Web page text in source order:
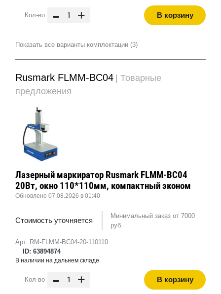
Кол-во - + В корзину
Показать все варианты комплектации (3)
Rusmark FLMM-BC04 | Товарные
предложения
Арт. RM-FLMM-BC04-20-110110
ID: 63894874
Лазерный маркиратор Rusmark FLMM-BC04
20Вт, окно 110*110мм, компактный эконом
Обновлено 07.08.2026 в 01:40
Стоимость уточняется
Минимальный заказ от 7000
руб.
В наличии на дальнем складе
Кол-во - + В корзину